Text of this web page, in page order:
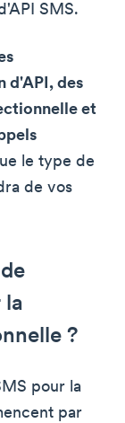
SMS.
d'API, des
et
le type de
de vos
la
?
pour la
par